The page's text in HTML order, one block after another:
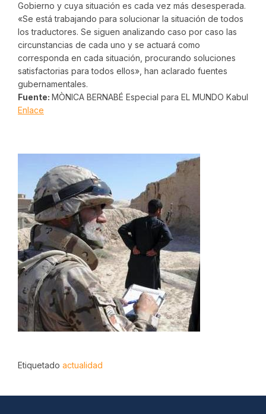
Gobierno y cuya situación es cada vez más desesperada.
«Se está trabajando para solucionar la situación de todos
los traductores. Se siguen analizando caso por caso las
circunstancias de cada uno y se actuará como
corresponda en cada situación, procurando soluciones
satisfactorias para todos ellos», han aclarado fuentes
gubernamentales.
Fuente: MÒNICA BERNABÉ Especial para EL MUNDO Kabul
Enlace
Etiquetado actualidad